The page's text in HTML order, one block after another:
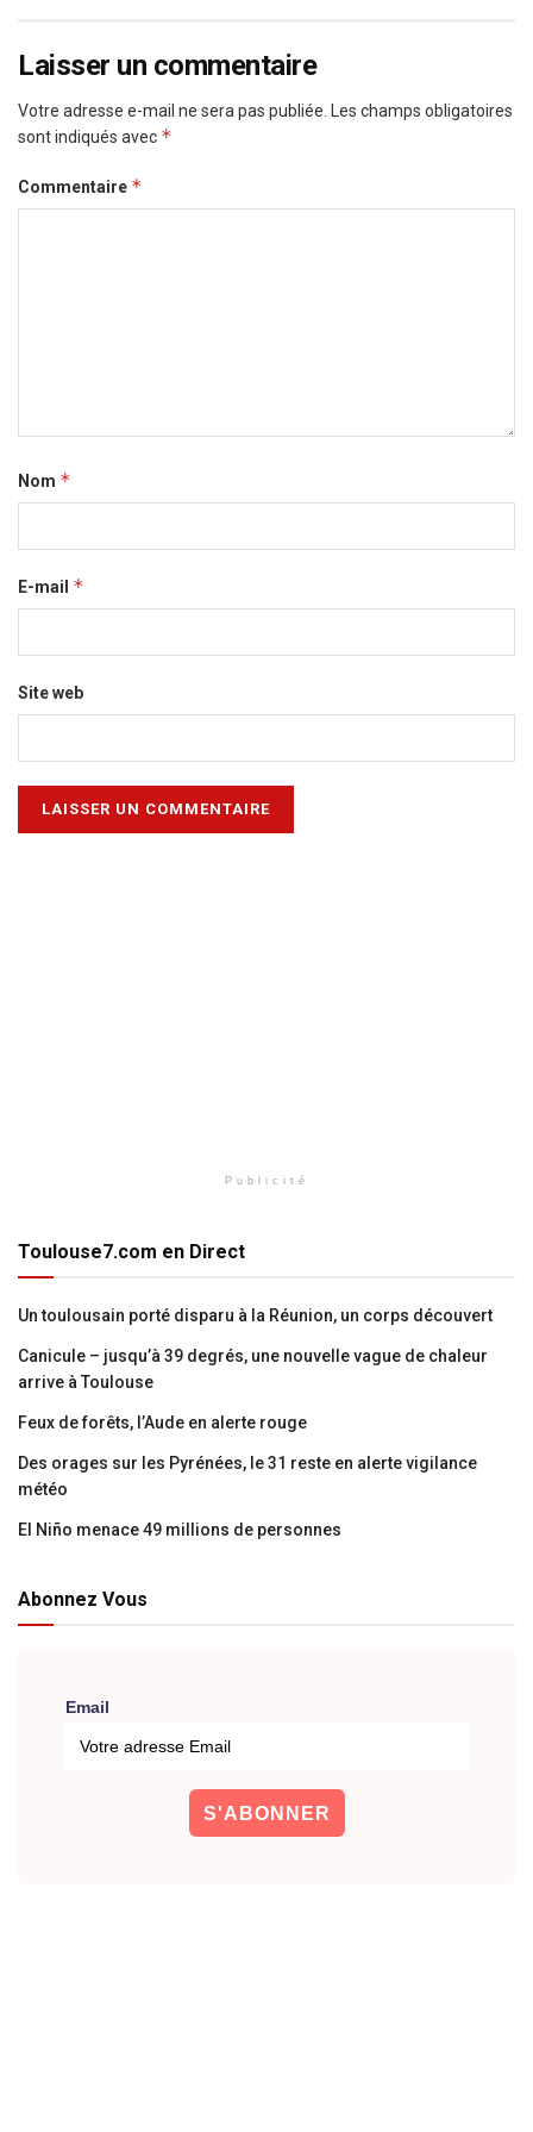
Laisser un commentaire
Votre adresse e-mail ne sera pas publiée. Les champs obligatoires
sont indiqués avec *
Commentaire *
Nom *
E-mail *
Site web
Publicité
Toulouse7.com en Direct
Un toulousain porté disparu à la Réunion, un corps découvert
Canicule – jusqu’à 39 degrés, une nouvelle vague de chaleur
arrive à Toulouse
Feux de forêts, l’Aude en alerte rouge
Des orages sur les Pyrénées, le 31 reste en alerte vigilance
météo
El Niño menace 49 millions de personnes
Abonnez Vous
Email